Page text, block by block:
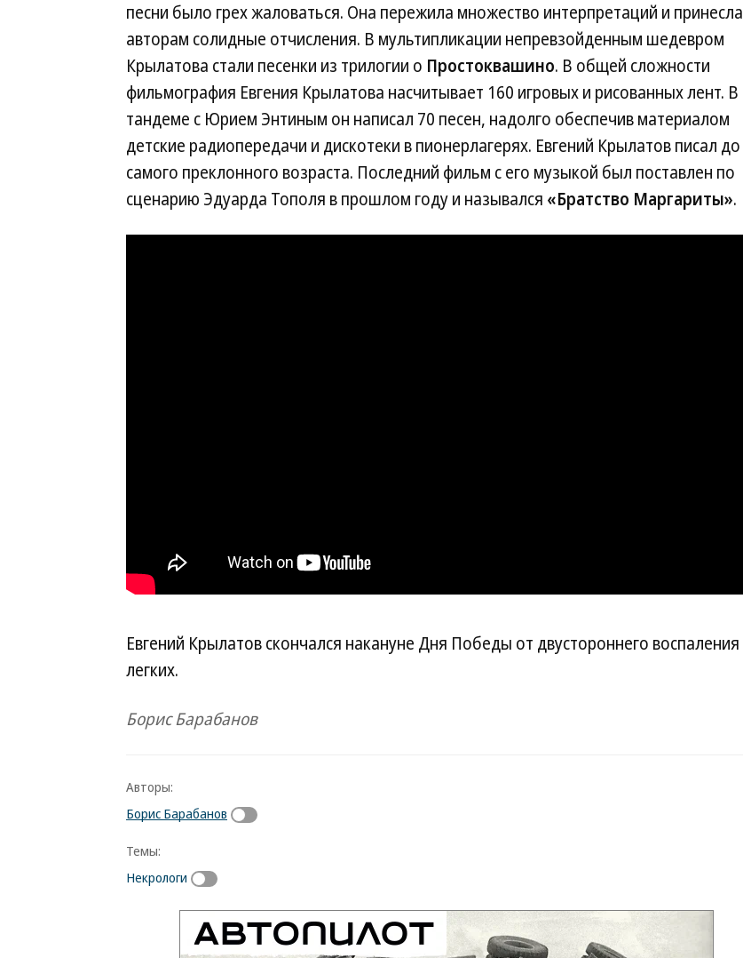
песни было грех жаловаться. Она пережила множество интерпретаций и принесла
авторам солидные отчисления. В мультипликации непревзойденным шедевром
Крылатова стали песенки из трилогии о Простоквашино. В общей сложности
фильмография Евгения Крылатова насчитывает 160 игровых и рисованных лент. В
тандеме с Юрием Энтиным он написал 70 песен, надолго обеспечив материалом
детские радиопередачи и дискотеки в пионерлагерях. Евгений Крылатов писал до
самого преклонного возраста. Последний фильм с его музыкой был поставлен по
сценарию Эдуарда Тополя в прошлом году и назывался «Братство Маргариты».
Евгений Крылатов скончался накануне Дня Победы от двустороннего воспаления
легких.
Борис Барабанов
Авторы:
Борис Барабанов
Темы:
Некрологи